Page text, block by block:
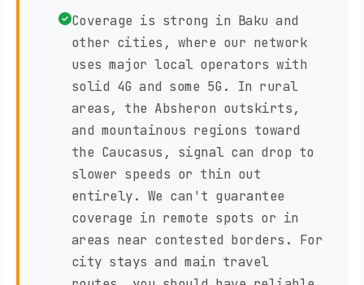
Coverage is strong in Baku and
other cities, where our network
uses major local operators with
solid 4G and some 5G. In rural
areas, the Absheron outskirts,
and mountainous regions toward
the Caucasus, signal can drop to
slower speeds or thin out
entirely. We can't guarantee
coverage in remote spots or in
areas near contested borders. For
city stays and main travel